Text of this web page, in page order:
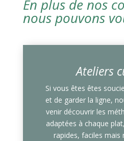
En plus de nos
nous pouvons
Ateliers
Si vous êtes êtes
et de garder la ligne,
venir découvrir les
adaptées à chaque
rapides, faciles mais